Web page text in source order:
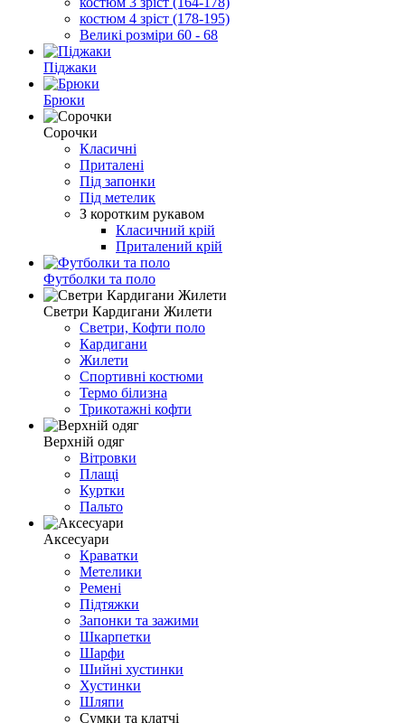
костюм 4 зріст (178-195)
Великі розміри 60 - 68
Піджаки
Брюки
Сорочки
Класичні
Приталені
Під запонки
Під метелик
З коротким рукавом
Класичний крій
Приталений крій
Футболки та поло
Светри Кардигани Жилети
Светри, Кофти поло
Кардигани
Жилети
Спортивні костюми
Термо білизна
Трикотажні кофти
Верхній одяг
Вітровки
Плащі
Куртки
Пальто
Аксесуари
Краватки
Метелики
Ремені
Підтяжки
Запонки та зажими
Шкарпетки
Шарфи
Шийні хустинки
Хустинки
Шляпи
Сумки та клатчі